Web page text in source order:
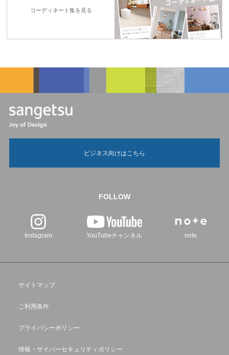
コーディネート集を見る
ビジネス向けはこちら
FOLLOW
Instagram YouTubeチャンネル note
サイトマップ
ご利用条件
プライバシーポリシー
情報・サイバーセキュリティポリシー